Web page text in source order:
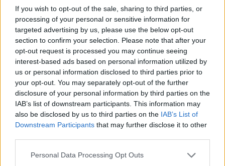
If you wish to opt-out of the sale, sharing to third parties, or
processing of your personal or sensitive information for
targeted advertising by us, please use the below opt-out
section to confirm your selection. Please note that after your
opt-out request is processed you may continue seeing
interest-based ads based on personal information utilized by
us or personal information disclosed to third parties prior to
your opt-out. You may separately opt-out of the further
disclosure of your personal information by third parties on the
IAB’s list of downstream participants. This information may
also be disclosed by us to third parties on the IAB’s List of
Downstream Participants that may further disclose it to other
Personal Data Processing Opt Outs
debe avisar al conductor del lugar aproximado donde
quiere hacer su parada. Se debe avisar con, al menos,
una parada de antelación. En todo caso, será el
conductor quién decida el lugar más seguro para
detenerse.
La bajada a demanda fuera de paradas oficiales se
realizará por la puerta delantera y en un tramo de vía
donde la guagua pueda parar con todas las garantías de
seguridad. Por lo tanto, la parada debe realizarse en
zonas donde haya acera o antes de los pasos de
peatones (justo antes de la línea de detención de
vehículos, previa al cruce del paso de peatones con
medianas, pasos a nivel, carriles de desaceleración,